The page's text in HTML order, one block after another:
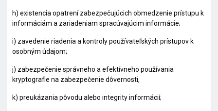
h) existencia opatrení zabezpečujúcich obmedzenie prístupu k
informáciám a zariadeniam spracúvajúcim informácie;
i) zavedenie riadenia a kontroly používateľských prístupov k
osobným údajom;
j) zabezpečenie správneho a efektívneho používania
kryptografie na zabezpečenie dôvernosti,
k) preukázania pôvodu alebo integrity informácií;